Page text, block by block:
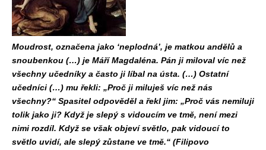
Moudrost, označena jako ‘neplodná’, je matkou andělů a
snoubenkou (…) je Máří Magdaléna. Pán ji miloval víc než
všechny učedníky a často ji líbal na ústa. (…) Ostatní
učedníci (…) mu řekli: „Proč ji miluješ víc než nás
všechny?“ Spasitel odpověděl a řekl jim: „Proč vás nemiluji
tolik jako ji? Když je slepý s vidoucím ve tmě, není mezi
nimi rozdíl. Když se však objeví světlo, pak vidoucí to
světlo uvidí, ale slepý zůstane ve tmě.“ (Filipovo